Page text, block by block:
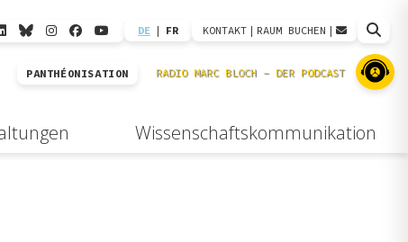
DE | FR KONTAKT | RAUM BUCHEN |
PANTHÉONISATION
Wissenschaftskommunikation